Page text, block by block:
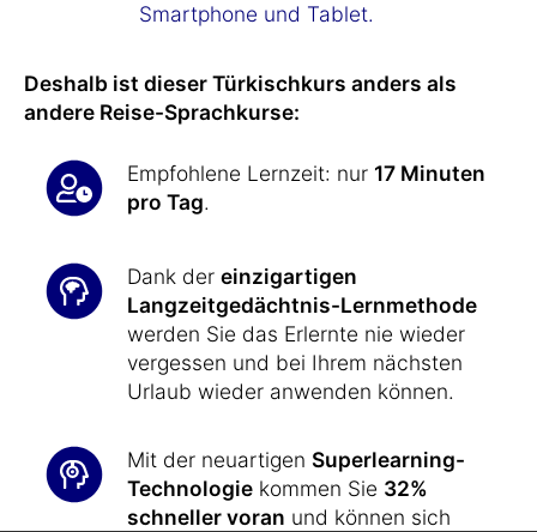
Smartphone und Tablet.
Deshalb ist dieser Türkischkurs anders als
andere Reise-Sprachkurse:
Empfohlene Lernzeit: nur 17 Minuten
pro Tag.
Dank der einzigartigen
Langzeitgedächtnis-Lernmethode
werden Sie das Erlernte nie wieder
vergessen und bei Ihrem nächsten
Urlaub wieder anwenden können.
Mit der neuartigen Superlearning-
Technologie kommen Sie 32%
schneller voran und können sich